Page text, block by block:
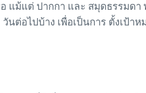
แม้แต่ ปากกา และ สมุดธรรมด
ต่อไปบ้าง เพื่อเป็นการ ตั้งเป้าห